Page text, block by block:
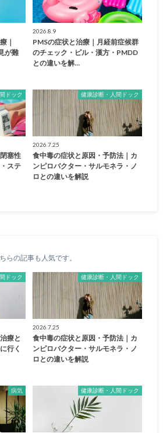
｜
が難
2026.8.9
PMSの症状と治療｜月経前症候群
のチェック・ピル・漢方・PMDD
との違いを解…
ドック
塞性
ステ
健康診断・人間ドック
2026.7.25
食中毒の症状と原因・予防法｜カ
ンピロバクター・サルモネラ・ノ
ロとの違いを解説
らの記事も人気です。
ドック
療と
行く
健康診断・人間ドック
2026.7.25
食中毒の症状と原因・予防法｜カ
ンピロバクター・サルモネラ・ノ
ロとの違いを解説
病気 健康診断・人間ドック